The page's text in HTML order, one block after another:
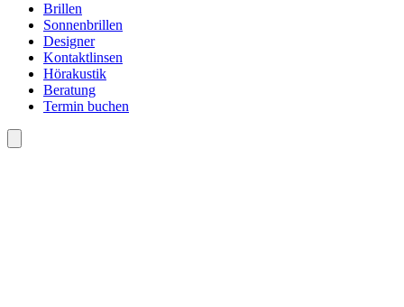
Brillen
Sonnenbrillen
Designer
Kontaktlinsen
Hörakustik
Beratung
Termin buchen